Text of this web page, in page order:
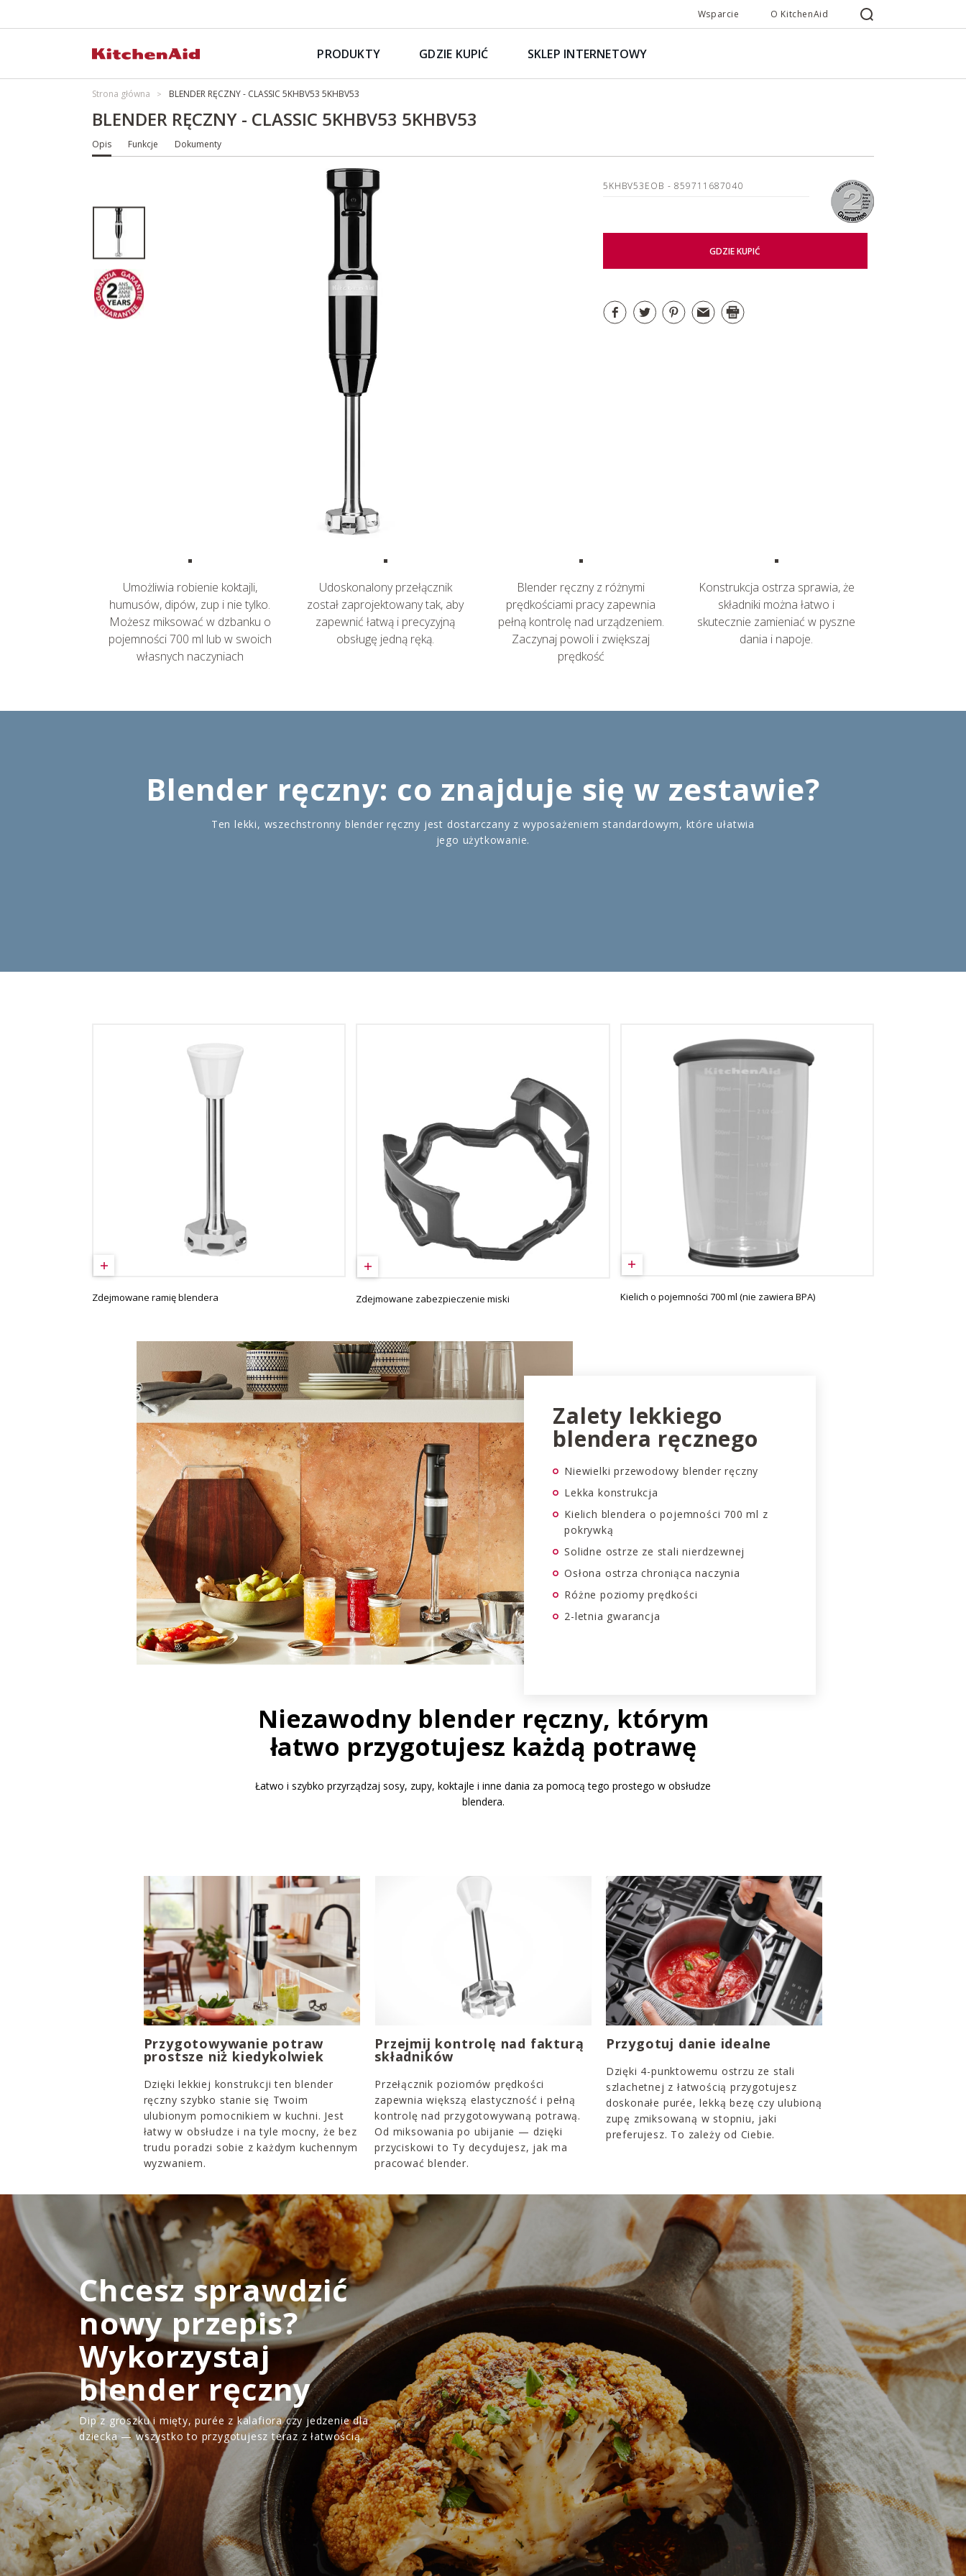
Wsparcie O KitchenAid
PRODUKTY GDZIE KUPIĆ SKLEP INTERNETOWY
Strona główna BLENDER RĘCZNY - CLASSIC 5KHBV53 5KHBV53
BLENDER RĘCZNY - CLASSIC 5KHBV53 5KHBV53
Opis Funkcje Dokumenty
5KHBV53EOB - 859711687040
GDZIE KUPIĆ
Umożliwia robienie koktajli,
humusów, dipów, zup i nie tylko.
Możesz miksować w dzbanku o
pojemności 700 ml lub w swoich
własnych naczyniach
Udoskonalony przełącznik
został zaprojektowany tak, aby
zapewnić łatwą i precyzyjną
obsługę jedną ręką.
Blender ręczny z różnymi
prędkościami pracy zapewnia
pełną kontrolę nad urządzeniem.
Zaczynaj powoli i zwiększaj
prędkość
Konstrukcja ostrza sprawia, że
składniki można łatwo i
skutecznie zamieniać w pyszne
dania i napoje.
Blender ręczny: co znajduje się w zestawie?
Ten lekki, wszechstronny blender ręczny jest dostarczany z wyposażeniem standardowym, które ułatwia
jego użytkowanie.
Zdejmowane ramię blendera Zdejmowane zabezpieczenie miski Kielich o pojemności 700 ml (nie zawiera BPA)
Zalety lekkiego
blendera ręcznego
Niewielki przewodowy blender ręczny
Lekka konstrukcja
Kielich blendera o pojemności 700 ml z
pokrywką
Solidne ostrze ze stali nierdzewnej
Osłona ostrza chroniąca naczynia
Różne poziomy prędkości
2-letnia gwarancja
Niezawodny blender ręczny, którym
łatwo przygotujesz każdą potrawę
Łatwo i szybko przyrządzaj sosy, zupy, koktajle i inne dania za pomocą tego prostego w obsłudze
blendera.
Przygotowywanie potraw
prostsze niż kiedykolwiek
Dzięki lekkiej konstrukcji ten blender
ręczny szybko stanie się Twoim
ulubionym pomocnikiem w kuchni. Jest
łatwy w obsłudze i na tyle mocny, że bez
trudu poradzi sobie z każdym kuchennym
wyzwaniem.
Przejmij kontrolę nad fakturą
składników
Przełącznik poziomów prędkości
zapewnia większą elastyczność i pełną
kontrolę nad przygotowywaną potrawą.
Od miksowania po ubijanie — dzięki
przyciskowi to Ty decydujesz, jak ma
pracować blender.
Przygotuj danie idealne
Dzięki 4-punktowemu ostrzu ze stali
szlachetnej z łatwością przygotujesz
doskonałe purée, lekką bezę czy ulubioną
zupę zmiksowaną w stopniu, jaki
preferujesz. To zależy od Ciebie.
Chcesz sprawdzić
nowy przepis?
Wykorzystaj
blender ręczny
Dip z groszku i mięty, purée z kalafiora czy jedzenie dla
dziecka — wszystko to przygotujesz teraz z łatwością.